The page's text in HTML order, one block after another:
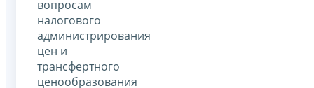
вопросам
налогового
администрирования
цен и
трансфертного
ценообразования